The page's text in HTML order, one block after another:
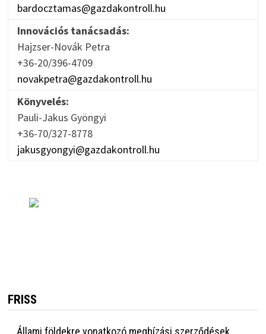
bardocztamas@gazdakontroll.hu
Innovációs tanácsadás:
Hajzser-Novák Petra
+36-20/396-4709
novakpetra@gazdakontroll.hu
Könyvelés:
Pauli-Jakus Gyöngyi
+36-70/327-8778
jakusgyongyi@gazdakontroll.hu
FRISS
Állami földekre vonatkozó megbízási szerződések